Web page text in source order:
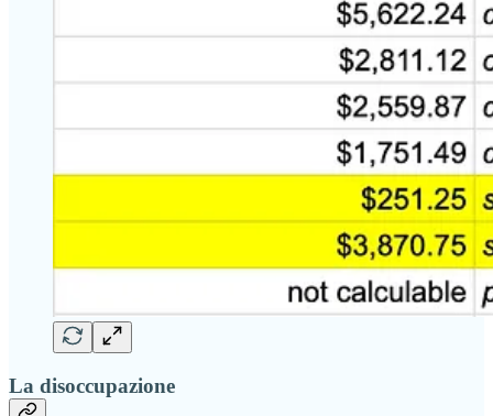
La disoccupazione